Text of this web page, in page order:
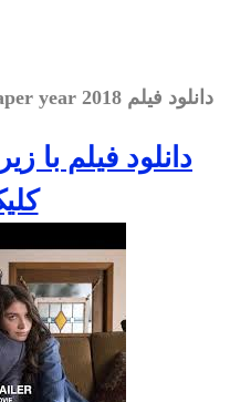
دانلود فیلم paper year 2018
دانلود فيلم با